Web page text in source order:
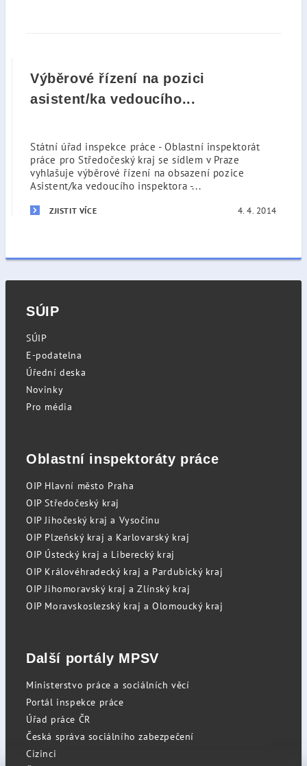
Výběrové řízení na pozici
asistent/ka vedoucího...
Státní úřad inspekce práce - Oblastní inspektorát
práce pro Středočeský kraj se sídlem v Praze
vyhlašuje výběrové řízení na obsazení pozice
Asistent/ka vedoucího inspektora -...
ZJISTIT VÍCE 4. 4. 2014
SÚIP
SÚIP
E-podatelna
Úřední deska
Novinky
Pro média
Oblastní inspektoráty práce
OIP Hlavní město Praha
OIP Středočeský kraj
OIP Jihočeský kraj a Vysočinu
OIP Plzeňský kraj a Karlovarský kraj
OIP Ústecký kraj a Liberecký kraj
OIP Královéhradecký kraj a Pardubický kraj
OIP Jihomoravský kraj a Zlínský kraj
OIP Moravskoslezský kraj a Olomoucký kraj
Další portály MPSV
Ministerstvo práce a sociálních věcí
Portál inspekce práce
Úřad práce ČR
Česká správa sociálního zabezpečení
Cizinci